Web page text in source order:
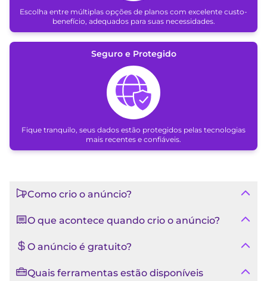
Escolha entre múltiplas opções de planos com excelente custo-
benefício, adequados para suas necessidades.
Seguro e Protegido
Fique tranquilo, seus dados estão protegidos pelas tecnologias
mais recentes e confiáveis.
Como crio o anúncio?
O que acontece quando crio o anúncio?
O anúncio é gratuito?
Quais ferramentas estão disponíveis